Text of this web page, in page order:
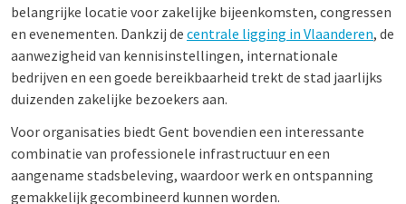
belangrijke locatie voor zakelijke bijeenkomsten, congressen
en evenementen. Dankzij de centrale ligging in Vlaanderen, de
aanwezigheid van kennisinstellingen, internationale
bedrijven en een goede bereikbaarheid trekt de stad jaarlijks
duizenden zakelijke bezoekers aan.
Voor organisaties biedt Gent bovendien een interessante
combinatie van professionele infrastructuur en een
aangename stadsbeleving, waardoor werk en ontspanning
gemakkelijk gecombineerd kunnen worden.